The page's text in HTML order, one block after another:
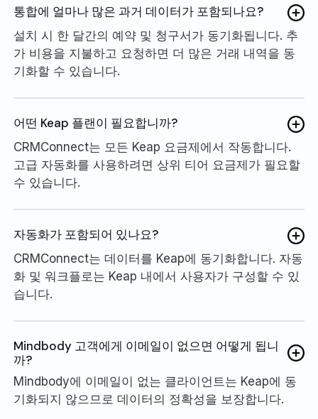
통합에 얼마나 많은 과거 데이터가 포함되나요?
설치 시 한 달간의 예약 및 청구서가 동기화됩니다. 추
가 비용을 지불하고 요청하면 더 많은 거래 내역을 동
기화할 수 있습니다.
어떤 Keap 플랜이 필요합니까?
CRMConnect는 모든 Keap 요금제에서 작동합니다.
고급 자동화를 사용하려면 상위 티어 요금제가 필요할
수 있습니다.
자동화가 포함되어 있나요?
CRMConnect는 데이터를 Keap에 동기화합니다. 자동
화 및 워크플로는 Keap 내에서 사용자가 구성할 수 있
습니다.
Mindbody 고객에게 이메일이 없으면 어떻게 됩니
까?
Mindbody에 이메일이 없는 클라이언트는 Keap에 동
기화되지 않으므로 데이터의 정확성을 보장합니다.